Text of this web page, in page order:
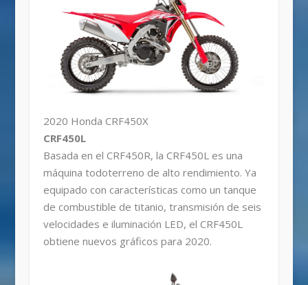
2020 Honda CRF450X
CRF450L
Basada en el CRF450R, la CRF450L es una
máquina todoterreno de alto rendimiento. Ya
equipado con características como un tanque
de combustible de titanio, transmisión de seis
velocidades e iluminación LED, el CRF450L
obtiene nuevos gráficos para 2020.